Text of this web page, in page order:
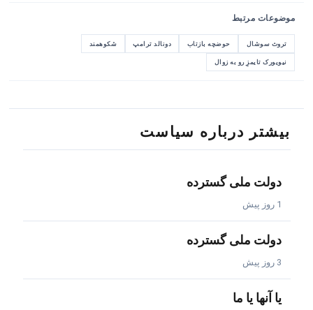
موضوعات مرتبط
تروث سوشال حوضچه بازتاب دونالد ترامپ شکوهمند
نیویورک تایمزِ رو به زوال
بیشتر درباره سیاست
دولت ملی گسترده
1 روز پیش
دولت ملی گسترده
3 روز پیش
یا آنها یا ما